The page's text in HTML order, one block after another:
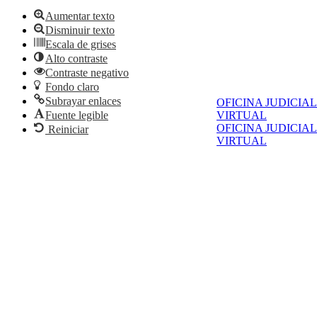
OFICINA JUDICIAL
VIRTUAL
OFICINA JUDICIAL
VIRTUAL
Aumentar texto
Disminuir texto
Escala de grises
Alto contraste
Contraste negativo
Fondo claro
Subrayar enlaces
Fuente legible
Reiniciar